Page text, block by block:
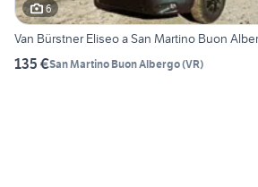
6
Van Bürstner Eliseo a San Martino Buon
135 €San Martino Buon Albergo(VR)